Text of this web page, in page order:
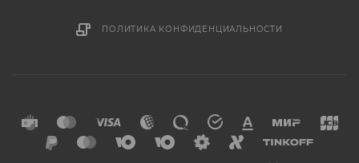
ПОЛИТИКА КОНФИДЕНЦИАЛЬНОСТИ